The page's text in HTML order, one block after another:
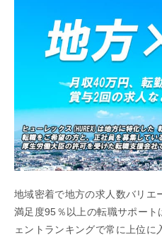
地域密着で地方の求人数バリエ
満足度95％以上の転職サポー
ェントランキングで常に上位に